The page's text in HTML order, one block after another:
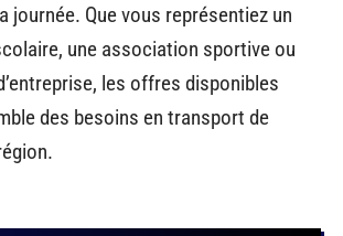
journée. Que vous représentiez un
une association sportive ou
les offres disponibles
des besoins en transport de